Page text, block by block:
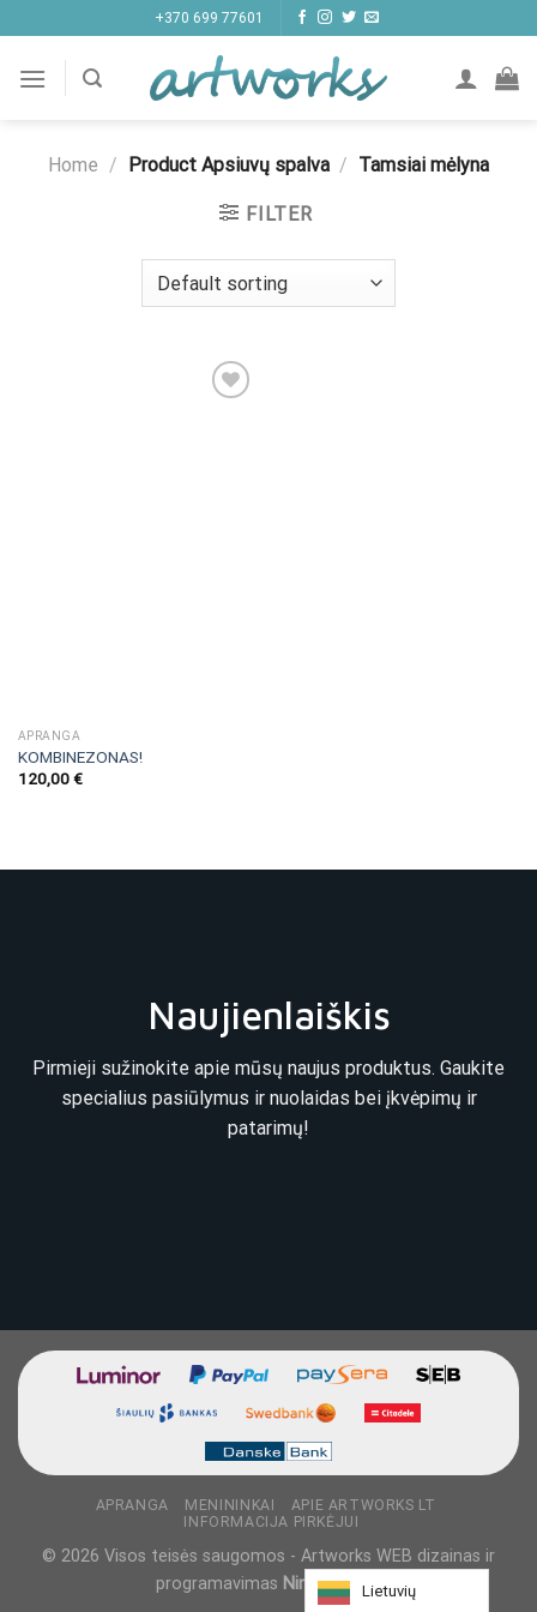
to
content
+370 699 77601
Home / Product Apsiuvų spalva / Tamsiai mėlyna
FILTER
APRANGA
KOMBINEZONAS!
120,00€
Naujienlaiškis
Pirmieji sužinokite apie mūsų naujus produktus. Gaukite
specialius pasiūlymus ir nuolaidas bei įkvėpimų ir
patarimų!
APRANGA MENININKAI
APIE ARTWORKS LT
INFORMACIJA PIRKĖJUI
© 2026 Visos teisės saugomos - Artworks WEB dizainas ir
programavimas NinjaDesignsLietuvių